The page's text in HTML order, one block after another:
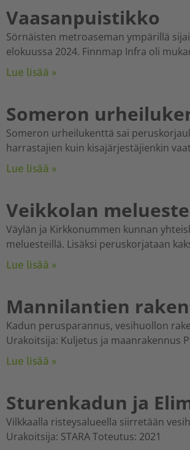
Vaasanpuistikko
Sörnäisten metroaseman ympärillä
elokuussa 2024. Finnmap Infra oli
Lue lisää »
Someron
Someron urheilukenttä sai
harrastajien kuin kisajärjestäjienkin
Lue lisää »
Veikkolan
Väylän ja Kirkkonummen kunnan
meluesteillä. Lisäksi peruskorjataan
Lue lisää »
Mannilantien
Kadun perusparannus, vesihuollon
Urakoitsija: Kuljetus ja maanrakennus
Lue lisää »
Sturenkadun ja
Vilkkaalla risteysalueella siirretään
Urakoitsija: STARA Toteutus: 2021